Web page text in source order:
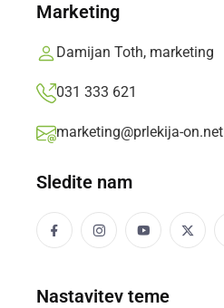
Marketing
Damijan Toth, marketing
031 333 621
marketing@prlekija-on.net
Sledite nam
Nastavitev teme